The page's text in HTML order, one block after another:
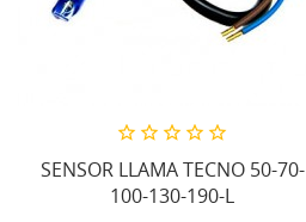
SENSOR LLAMA TECNO 50-70-
100-130-190-L